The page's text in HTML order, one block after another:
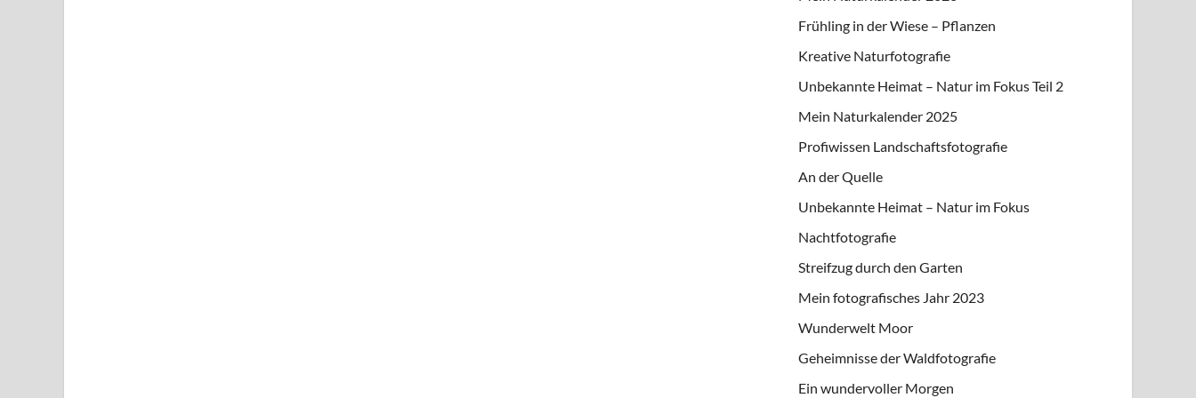
Frühling in der Wiese – Pflanzen
Kreative Naturfotografie
Unbekannte Heimat – Natur im Fokus Teil 2
Mein Naturkalender 2025
Profiwissen Landschaftsfotografie
An der Quelle
Unbekannte Heimat – Natur im Fokus
Nachtfotografie
Streifzug durch den Garten
Mein fotografisches Jahr 2023
Wunderwelt Moor
Geheimnisse der Waldfotografie
Ein wundervoller Morgen